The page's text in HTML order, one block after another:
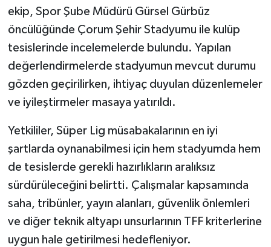
ekip, Spor Şube Müdürü Gürsel Gürbüz
öncülüğünde Çorum Şehir Stadyumu ile kulüp
tesislerinde incelemelerde bulundu. Yapılan
değerlendirmelerde stadyumun mevcut durumu
gözden geçirilirken, ihtiyaç duyulan düzenlemeler
ve iyileştirmeler masaya yatırıldı.
Yetkililer, Süper Lig müsabakalarının en iyi
şartlarda oynanabilmesi için hem stadyumda hem
de tesislerde gerekli hazırlıkların aralıksız
sürdürüleceğini belirtti. Çalışmalar kapsamında
saha, tribünler, yayın alanları, güvenlik önlemleri
ve diğer teknik altyapı unsurlarının TFF kriterlerine
uygun hale getirilmesi hedefleniyor.
Sağlık